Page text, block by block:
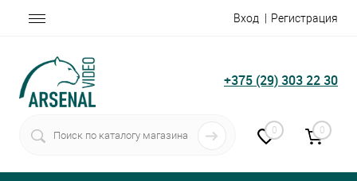
Вход Регистрация
+375 (29) 303 22 30
0 0